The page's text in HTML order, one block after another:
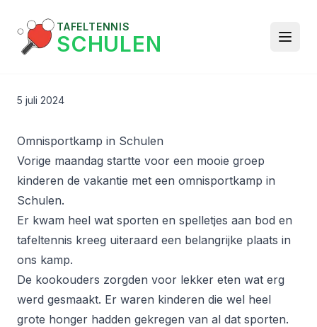
TAFELTENNIS
SCHULEN
5 juli 2024
Omnisportkamp in Schulen
Vorige maandag startte voor een mooie groep
kinderen de vakantie met een omnisportkamp in
Schulen.
Er kwam heel wat sporten en spelletjes aan bod en
tafeltennis kreeg uiteraard een belangrijke plaats in
ons kamp.
De kookouders zorgden voor lekker eten wat erg
werd gesmaakt. Er waren kinderen die wel heel
grote honger hadden gekregen van al dat sporten.